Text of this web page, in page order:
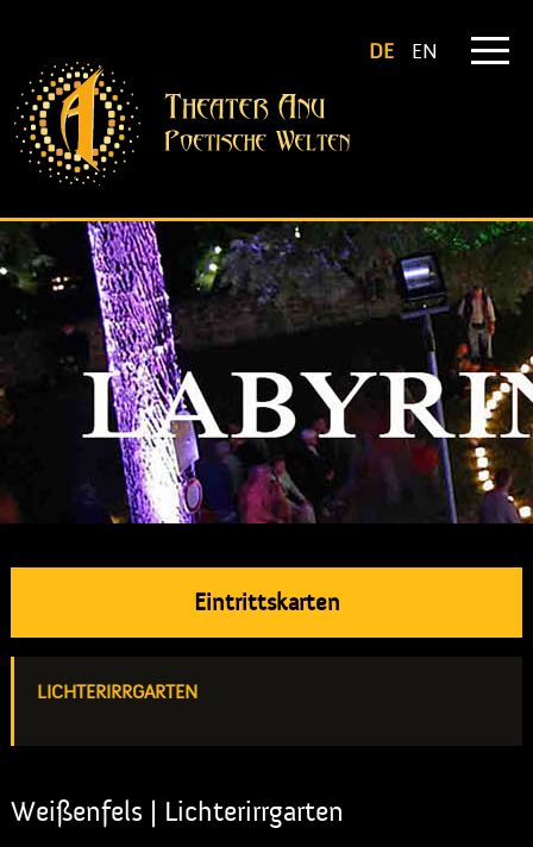
DE EN
Eintrittskarten
LICHTERIRRGARTEN
Weißenfels | Lichterirrgarten